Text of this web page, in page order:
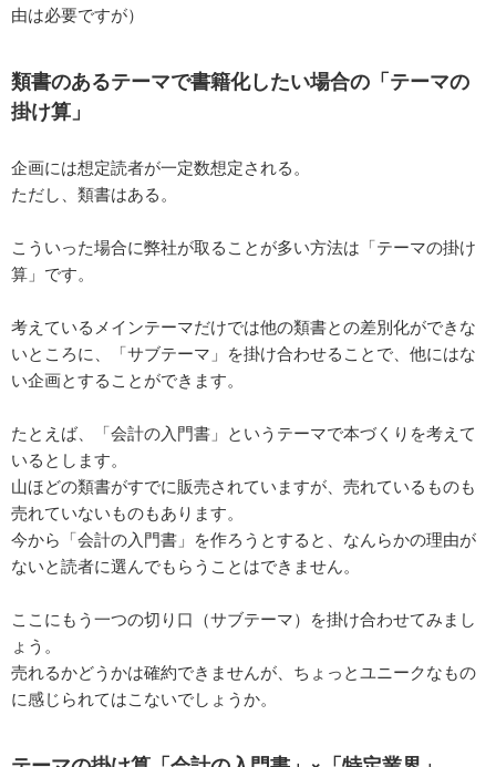
由は必要ですが）
類書のあるテーマで書籍化したい場合の「テーマの
掛け算」
企画には想定読者が一定数想定される。
ただし、類書はある。
こういった場合に弊社が取ることが多い方法は「テーマの掛け
算」です。
考えているメインテーマだけでは他の類書との差別化ができな
いところに、「サブテーマ」を掛け合わせることで、他にはな
い企画とすることができます。
たとえば、「会計の入門書」というテーマで本づくりを考えて
いるとします。
山ほどの類書がすでに販売されていますが、売れているものも
売れていないものもあります。
今から「会計の入門書」を作ろうとすると、なんらかの理由が
ないと読者に選んでもらうことはできません。
ここにもう一つの切り口（サブテーマ）を掛け合わせてみまし
ょう。
売れるかどうかは確約できませんが、ちょっとユニークなもの
に感じられてはこないでしょうか。